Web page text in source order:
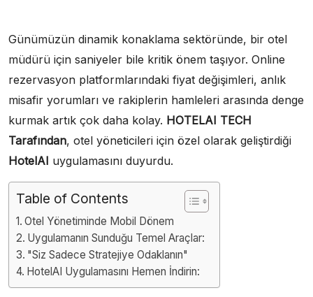
Günümüzün dinamik konaklama sektöründe, bir otel
müdürü için saniyeler bile kritik önem taşıyor. Online
rezervasyon platformlarındaki fiyat değişimleri, anlık
misafir yorumları ve rakiplerin hamleleri arasında denge
kurmak artık çok daha kolay. HOTELAI TECH
Tarafından, otel yöneticileri için özel olarak geliştirdiği
HotelAI uygulamasını duyurdu.
Table of Contents
Otel Yönetiminde Mobil Dönem
Uygulamanın Sunduğu Temel Araçlar:
"Siz Sadece Stratejiye Odaklanın"
HotelAI Uygulamasını Hemen İndirin: